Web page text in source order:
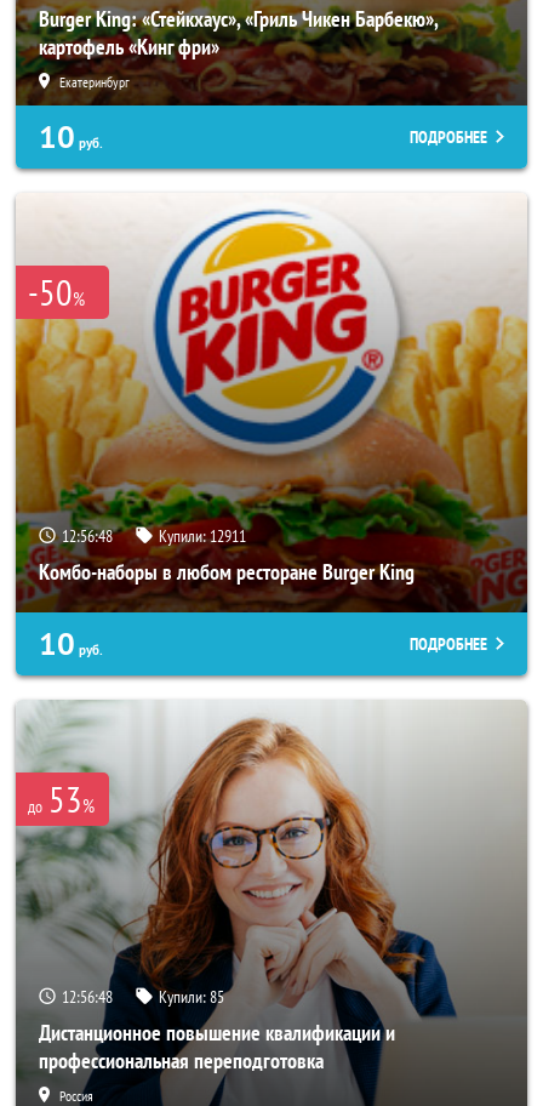
Burger King: «Стейкхаус», «Гриль Чикен Барбекю»,
картофель «Кинг фри»
Екатеринбург
10 руб. ПОДРОБНЕЕ
-50%
12:56:44 Купили:12911
Комбо-наборы в любом ресторане Burger King
10 руб. ПОДРОБНЕЕ
до 53%
12:56:44 Купили:85
Дистанционное повышение квалификации и
профессиональная переподготовка
Россия